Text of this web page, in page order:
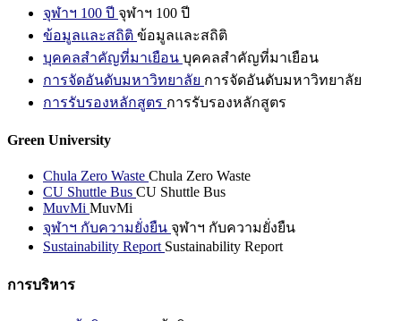
จุฬาฯ 100 ปี จุฬาฯ 100 ปี
ข้อมูลและสถิติ ข้อมูลและสถิติ
บุคคลสำคัญที่มาเยือน บุคคลสำคัญที่มาเยือน
การจัดอันดับมหาวิทยาลัย การจัดอันดับมหาวิทยาลัย
การรับรองหลักสูตร การรับรองหลักสูตร
Green University
Chula Zero Waste Chula Zero Waste
CU Shuttle Bus CU Shuttle Bus
MuvMi MuvMi
จุฬาฯ กับความยั่งยืน จุฬาฯ กับความยั่งยืน
Sustainability Report Sustainability Report
การบริหาร